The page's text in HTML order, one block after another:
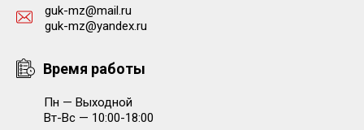
guk-mz@mail.ru
guk-mz@yandex.ru
Время работы
Пн — Выходной
Вт-Вс — 10:00-18:00